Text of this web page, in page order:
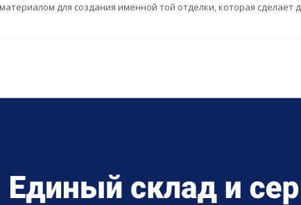
для создания именной той отделки, которая